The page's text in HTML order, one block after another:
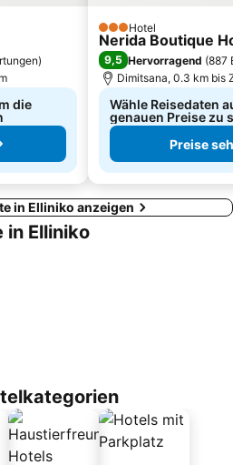
)
die
3 Sterne
Hotel
Nerida Boutique
9,5 Hervorragend (887
Dimitsana, 0.3 km bis
Wähle Reisedaten
genauen Preise zu
Preise
in Elliniko anzeigen
Elliniko